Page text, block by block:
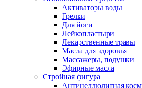
Активаторы воды
Грелки
Для йоги
Лейкопластыри
Лекарственные травы
Масла для здоровья
Массажеры, подушки
Эфирные масла
Стройная фигура
Антицеллюлитная